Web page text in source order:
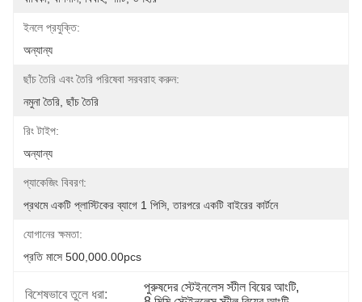
ইনলে প্রযুক্তি:
অন্যান্য
ছাঁচ তৈরি এবং তৈরি পরিষেবা সরবরাহ করুন:
নমুনা তৈরি, ছাঁচ তৈরি
রিং টাইপ:
অন্যান্য
প্যাকেজিং বিবরণ:
প্রথমে একটি প্লাস্টিকের ব্যাগে 1 পিসি, তারপরে একটি বাইরের কার্টনে
যোগানের ক্ষমতা:
প্রতি মাসে 500,000.00pcs
বিশেষভাবে তুলে ধরা:
পুরুষদের স্টেইনলেস স্টীল বিয়ের আংটি,